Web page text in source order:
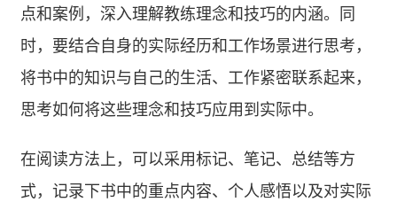
点和案例，深入理解教练理念和技巧的内涵。同
时，要结合自身的实际经历和工作场景进行思考，
将书中的知识与自己的生活、工作紧密联系起来，
思考如何将这些理念和技巧应用到实际中。
在阅读方法上，可以采用标记、笔记、总结等方
式，记录下书中的重点内容、个人感悟以及对实际